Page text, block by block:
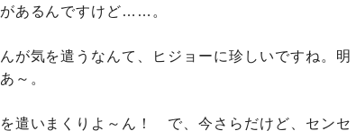
あるんですけど……。
が気を遣うなんて、ヒジョーに珍しいですね。明
～。
遣いまくりよ～ん！ で、今さらだけど、センセ